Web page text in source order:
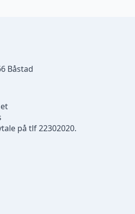
Båstad
på tlf 22302020.